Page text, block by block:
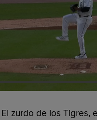
El zurdo de los Tigres,